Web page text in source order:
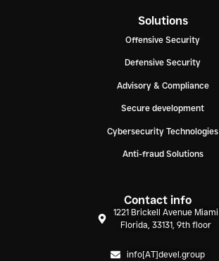
Solutions
Offensive Security
Defensive Security
Advisory & Compliance
Secure development
Cybersecurity Technologies
Anti-fraud Solutions
Contact info
1221 Brickell Avenue Miami
Florida, 33131, 9th floor
info[AT]devel.group